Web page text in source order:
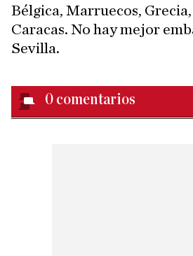
Bélgica, Marruecos,
Caracas. No hay mejor
Sevilla.
0 comentarios